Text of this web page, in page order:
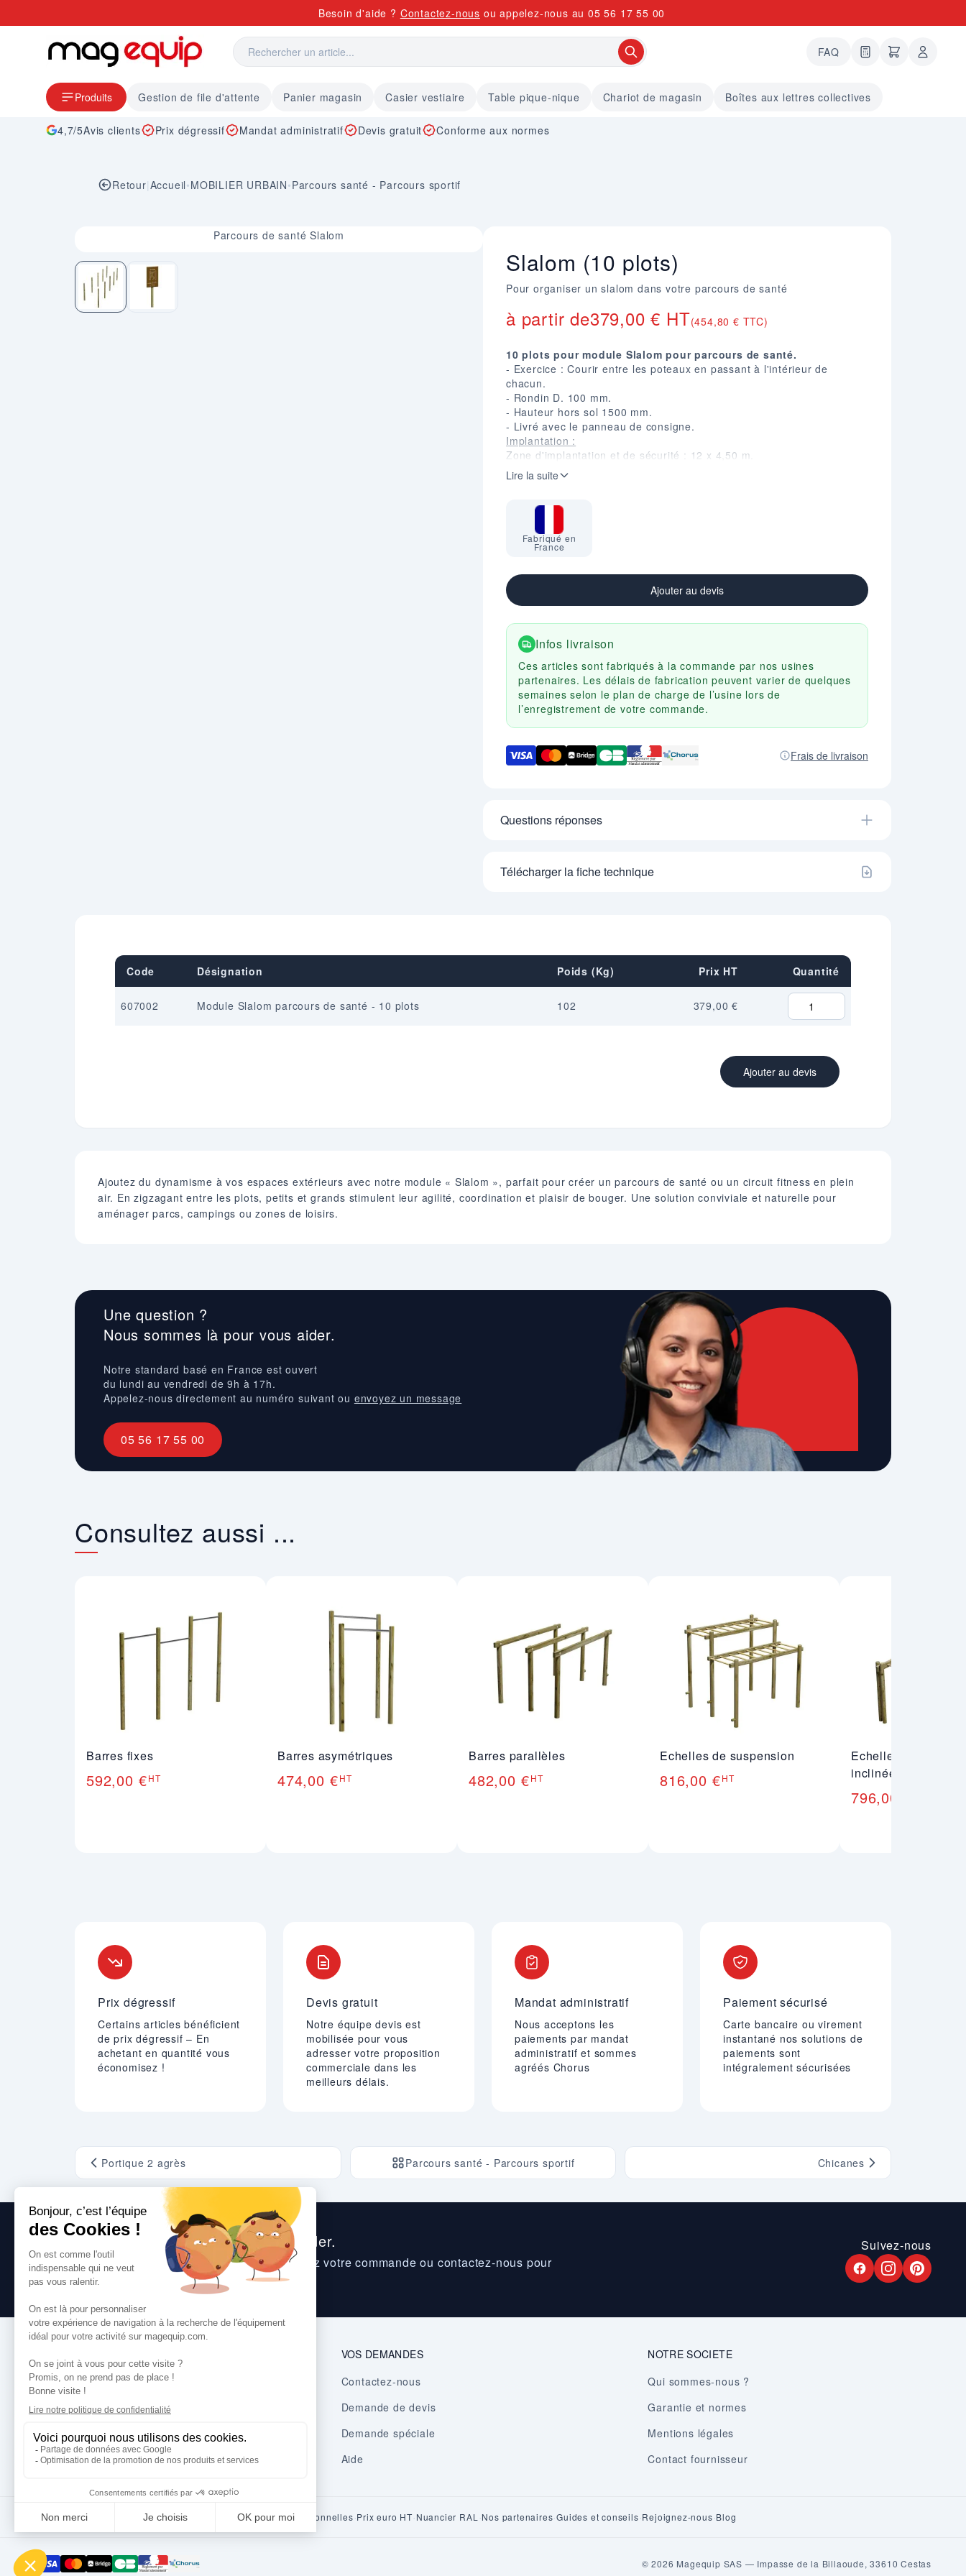
Besoin d'aide ? Contactez-nous ou appelez-nous au 05 56 17 55 00
FAQ 0 articles dans le
undefined
Produits Gestion de file d'attente Panier magasin Casier vestiaire Table pique-nique Chariot de magasin Boîtes aux lettres collectives
4,7/5Avis clients Prix dégressif Mandat administratif Devis gratuit Conforme aux normes
Retour|Accueil•MOBILIER URBAIN•Parcours santé - Parcours sportif
Parcours de santé Slalom
Slalom (10 plots)
Pour organiser un slalom dans votre parcours de santé
à partir de379,00 € HT(454,80 € TTC)
10 plots pour module Slalom pour parcours de santé.
- Exercice : Courir entre les poteaux en passant à l'intérieur de
chacun.
- Rondin D. 100 mm.
- Hauteur hors sol 1500 mm.
- Livré avec le panneau de consigne.
Implantation :
Zone d'implantation et de sécurité : 12 x 4,50 m.
Scellement niveau 0 : non applicable.
Sceller dans le sol jusqu'au niveau indiqué sur les poteaux.
Lire la suite
Fabriqué en
France
Ajouter au devis
Infos livraison
Ces articles sont fabriqués à la commande par nos usines
partenaires. Les délais de fabrication peuvent varier de quelques
semaines selon le plan de charge de l’usine lors de
l’enregistrement de votre commande.
Frais de livraison
Questions réponses
Télécharger la fiche technique
Code Désignation Poids (Kg) Prix HT Quantité
607002 Module Slalom parcours de santé - 10 plots 102 379,00 €
Ajouter au devis
Ajoutez du dynamisme à vos espaces extérieurs avec notre module « Slalom », parfait pour créer un parcours de santé ou un circuit fitness en plein
air. En zigzagant entre les plots, petits et grands stimulent leur agilité, coordination et plaisir de bouger. Une solution conviviale et naturelle pour
aménager parcs, campings ou zones de loisirs.
Une question ?
Nous sommes là pour vous aider.
Notre standard basé en France est ouvert
du lundi au vendredi de 9h à 17h.
Appelez-nous directement au numéro suivant ou envoyez un message
05 56 17 55 00
Consultez aussi ...
Barres fixes
592,00 €HT
Barres asymétriques
474,00 €HT
Barres parallèles
482,00 €HT
Echelles de suspension
816,00 €HT
Echelle de
inclinée
796,00 €
Prix dégressif
Certains articles bénéficient
de prix dégressif – En
achetant en quantité vous
économisez !
Devis gratuit
Notre équipe devis est
mobilisée pour vous
adresser votre proposition
commerciale dans les
meilleurs délais.
Mandat administratif
Nous acceptons les
paiements par mandat
administratif et sommes
agréés Chorus
Paiement sécurisé
Carte bancaire ou virement
instantané nos solutions de
paiements sont
intégralement sécurisées
Portique 2 agrès Parcours santé - Parcours sportif Chicanes
Nous sommes heureux de vous aider.
Consultez nos questions fréquentes, suivez votre commande ou contactez-nous pour
toute question que vous pourriez avoir.
Suivez-nous
Comment commander
Paiement
Livraison
Services
VOS DEMANDES
Contactez-nous
Demande de devis
Demande spéciale
Aide
NOTRE SOCIETE
Qui sommes-nous ?
Garantie et normes
Mentions légales
Contact fournisseur
CGV· Données personnelles·Prix euro HT·Nuancier RAL ·Nos partenaires·Guides et conseils·Rejoignez-nous·Blog
© 2026 Magequip SAS — Impasse de la Billaoude, 33610 Cestas